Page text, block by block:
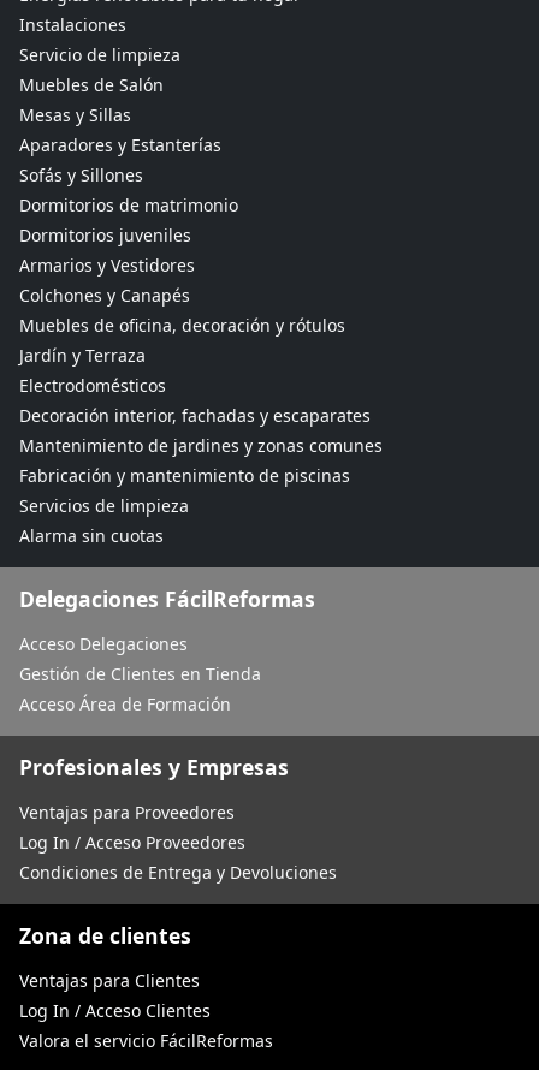
Instalaciones
Servicio de limpieza
Muebles de Salón
Mesas y Sillas
Aparadores y Estanterías
Sofás y Sillones
Dormitorios de matrimonio
Dormitorios juveniles
Armarios y Vestidores
Colchones y Canapés
Muebles de oficina, decoración y rótulos
Jardín y Terraza
Electrodomésticos
Decoración interior, fachadas y escaparates
Mantenimiento de jardines y zonas comunes
Fabricación y mantenimiento de piscinas
Servicios de limpieza
Alarma sin cuotas
Delegaciones FácilReformas
Acceso Delegaciones
Gestión de Clientes en Tienda
Acceso Área de Formación
Profesionales y Empresas
Ventajas para Proveedores
Log In / Acceso Proveedores
Condiciones de Entrega y Devoluciones
Zona de clientes
Ventajas para Clientes
Log In / Acceso Clientes
Valora el servicio FácilReformas